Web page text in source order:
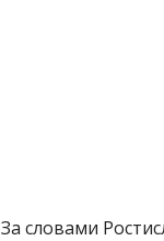
За словами